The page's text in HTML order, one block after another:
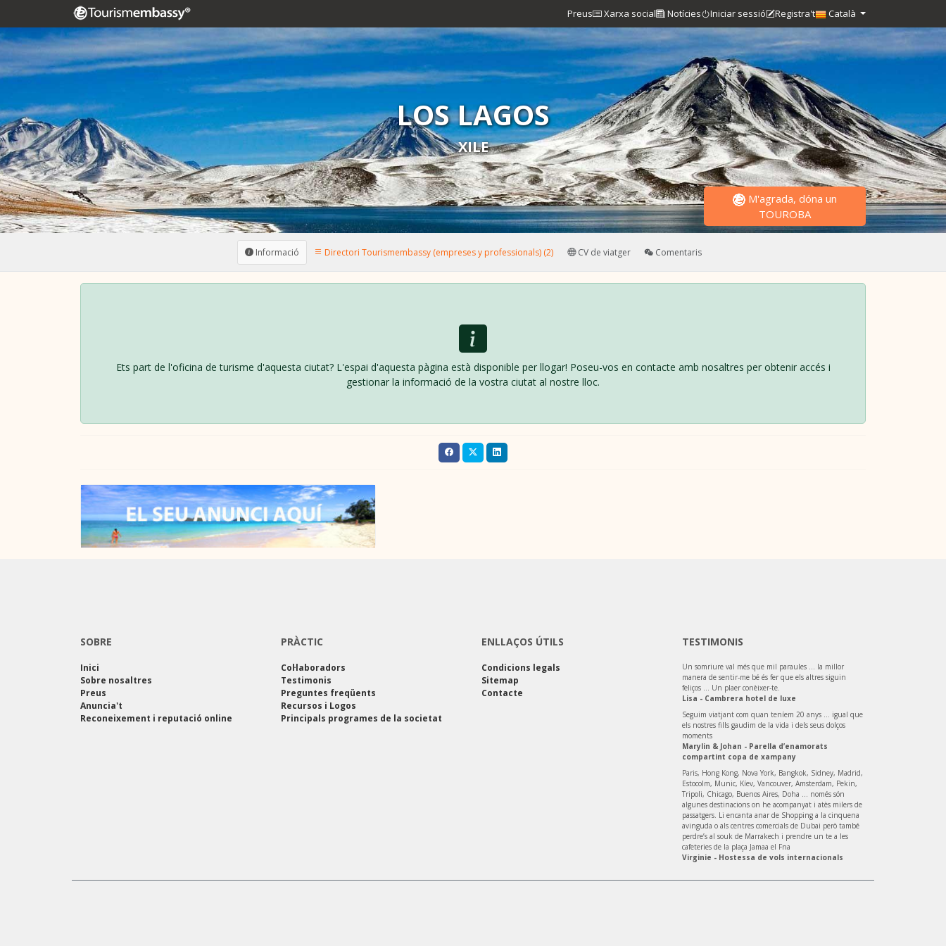
Preus Xarxa social Notícies Iniciar sessió Registra't Català
LOS LAGOS
XILE
M'agrada, dóna un
TOUROBA
Informació Directori Tourismembassy (empreses y professionals) (2) CV de viatger Comentaris
Ets part de l'oficina de turisme d'aquesta ciutat? L'espai d'aquesta pàgina està disponible per llogar! Poseu-vos en contacte amb nosaltres per obtenir accés i
gestionar la informació de la vostra ciutat al nostre lloc.
SOBRE
Inici
Sobre nosaltres
Preus
Anuncia't
Reconeixement i reputació online
PRÀCTIC
Col·laboradors
Testimonis
Preguntes freqüents
Recursos i Logos
Principals programes de la societat
ENLLAÇOS ÚTILS
Condicions legals
Sitemap
Contacte
TESTIMONIS
Un somriure val més que mil paraules ... la millor
manera de sentir-me bé és fer que els altres siguin
feliços ... Un plaer conèixer-te.
Lisa - Cambrera hotel de luxe
Seguim viatjant com quan teníem 20 anys ... igual que
els nostres fills gaudim de la vida i dels seus dolços
moments
Marylin & Johan - Parella d’enamorats
compartint copa de xampany
Paris, Hong Kong, Nova York, Bangkok, Sidney, Madrid,
Estocolm, Munic, Kíev, Vancouver, Amsterdam, Pekin,
Tripoli, Chicago, Buenos Aires, Doha ... només són
algunes destinacions on he acompanyat i atès milers de
passatgers. Li encanta anar de Shopping a la cinquena
avinguda o als centres comercials de Dubai però també
perdre’s al souk de Marrakech i prendre un te a les
cafeteries de la plaça Jamaa el Fna
Virginie - Hostessa de vols internacionals